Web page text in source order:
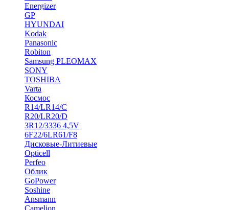
Energizer
GP
HYUNDAI
Kodak
Panasonic
Robiton
Samsung PLEOMAX
SONY
TOSHIBA
Varta
Космос
R14/LR14/C
R20/LR20/D
3R12/3336 4,5V
6F22/6LR61/F8
Дисковые-Литиевые
Opticell
Perfeo
Облик
GoPower
Soshine
Ansmann
Camelion